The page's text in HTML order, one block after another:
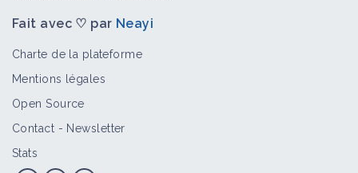
Fait avec ♡ par Neayi
Charte de la plateforme
Mentions légales
Open Source
Contact - Newsletter
Stats